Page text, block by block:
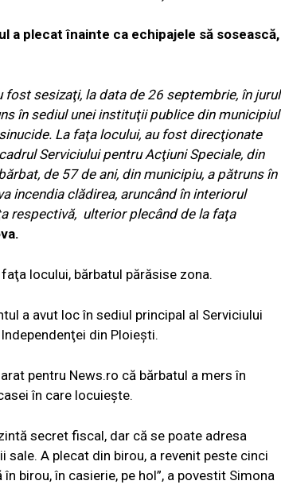
a plecat înainte ca echipajele să sosească,
sesizaţi, la data de 26 septembrie, în jurul
în sediul unei instituţii publice din municipiul
La faţa locului, au fost direcţionate
Serviciului pentru Acţiuni Speciale, din
de 57 de ani, din municipiu, a pătruns în
incendia clădirea, aruncând în interiorul
respectivă, ulterior plecând de la faţa
locului, bărbatul părăsise zona.
a avut loc în sediul principal al Serviciului
din Ploieşti.
pentru News.ro că bărbatul a mers în
în care locuieşte.
secret fiscal, dar că se poate adresa
A plecat din birou, a revenit peste cinci
birou, în casierie, pe hol”, a povestit Simona